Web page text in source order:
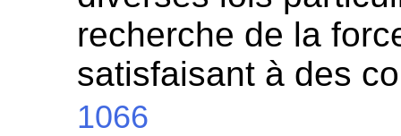
recherche de la
satisfaisant à des
1066